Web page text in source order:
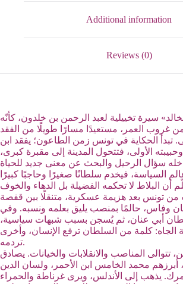
Additional information
Reviews (0)
سيرة تخييلية لعبد الرحمن بن خلدون، كأنّه
من غروب العمر، مستعيدًا مسارًا طويلًا من الفقد
تبدأ الحكاية في تونس زمن الطاعون؛ يفقد ابن
الأولى، فتتحول المدينة إلى مقبرة كبرى،
السياسة، فيخدم سلطانًا صغيرًا وحاجبًا كبيرًا
أن البلاط لا تحكمه الفضيلة بل الدهاء والخوف
من تونس بعد هزيمة عسكرية، متنقلًا بين قفصة
وفاس، حالمًا بمنصب يليق بعلمه ونسبه. وفي
أبي عنان، ثم يُسجن بسبب شبهات سياسية،
كلمة من السلطان ترفع الإنسان، وأخرى
تردمه.
المناصب والانقلابات والخيانات. يصادق
أبرزهم محمد الخامس ابن الأحمر، ولسان الدين
يذهب إلى الأندلس، ويرى غرناطة والحمراء